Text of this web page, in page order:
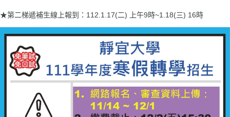
★第二梯遞補生線上報到：112.1.17(二) 上午9時~1.18(三) 16時